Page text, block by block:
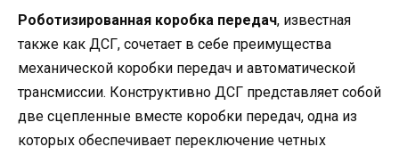
Роботизированная коробка передач, известная
также как ДСГ, сочетает в себе преимущества
механической коробки передач и автоматической
трансмиссии. Конструктивно ДСГ представляет собой
две сцепленные вместе коробки передач, одна из
которых обеспечивает переключение четных